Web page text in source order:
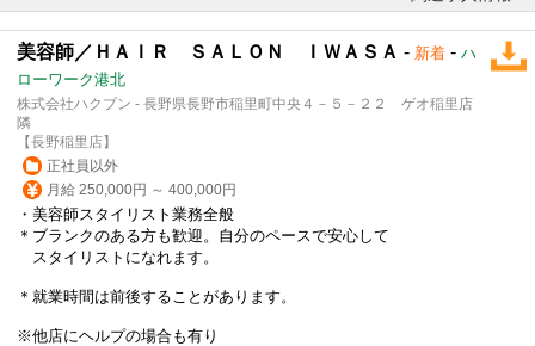
美容師／ＨＡＩＲ ＳＡＬＯＮ ＩＷＡＳＡ - 新着 - ハ
ローワーク港北
株式会社ハクブン - 長野県長野市稲里町中央４－５－２２ ゲオ稲里店
隣
【長野稲里店】
正社員以外
月給 250,000円 ～ 400,000円
・ 美容師スタイリスト業務全般
＊ブランクのある方も歓迎。自分のペースで安心して
スタイリストになれます。
＊就業時間は前後することがあります。
※他店にヘルプの場合も有り